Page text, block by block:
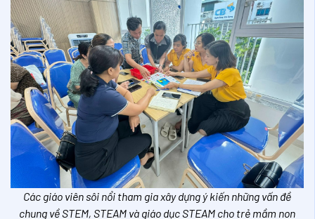
Các giáo viên sôi nổi tham gia xây dựng ý kiến những vấn đề
chung về STEM, STEAM và giáo dục STEAM cho trẻ mầm non